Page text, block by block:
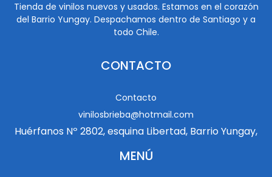
Tienda de vinilos nuevos y usados. Estamos en el corazón
del Barrio Yungay. Despachamos dentro de Santiago y a
todo Chile.
CONTACTO
Contacto
vinilosbrieba@hotmail.com
Huérfanos Nº 2802, esquina Libertad, Barrio Yungay,
MENÚ